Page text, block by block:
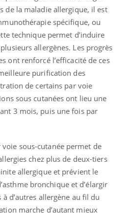
de la maladie allergique, il est
spécifique, ou
technique permet d’induire
allergènes. Les progrès
ont renforcé l’efficacité de ces
purification des
de certains par voie
sous cutanées ont lieu une
3 mois, puis une fois par
sous-cutanée permet de
chez plus de deux-tiers
allergique et prévient le
bronchique et d’élargir
d’autres allergène au fil du
marche d’autant mieux